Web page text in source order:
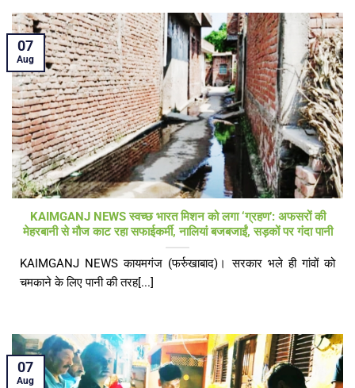
KAIMGANJ NEWS स्वच्छ भारत मिशन को लगा ‘ग्रहण’: अफसरों की
मेहरबानी से मौज काट रहा सफाईकर्मी, नालियां बजबजाईं, सड़कों पर गंदा पानी
KAIMGANJ NEWS कायमगंज (फर्रुखाबाद)। ​सरकार भले ही गांवों को
चमकाने के लिए पानी की तरह[...]
07
Aug
07
Aug